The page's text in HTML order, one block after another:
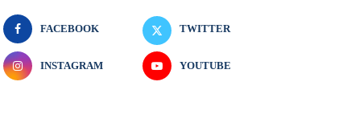
FACEBOOK TWITTER
INSTAGRAM YOUTUBE